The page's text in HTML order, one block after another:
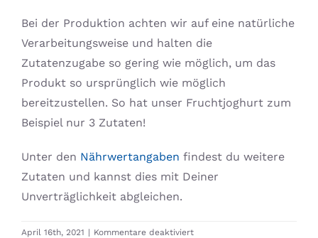
Bei der Produktion achten wir auf eine natürliche
Verarbeitungsweise und halten die
Zutatenzugabe so gering wie möglich, um das
Produkt so ursprünglich wie möglich
bereitzustellen. So hat unser Fruchtjoghurt zum
Beispiel nur 3 Zutaten!
Unter den Nährwertangaben findest du weitere
Zutaten und kannst dies mit Deiner
Unverträglichkeit abgleichen.
April 16th, 2021 | Kommentare deaktiviertfür